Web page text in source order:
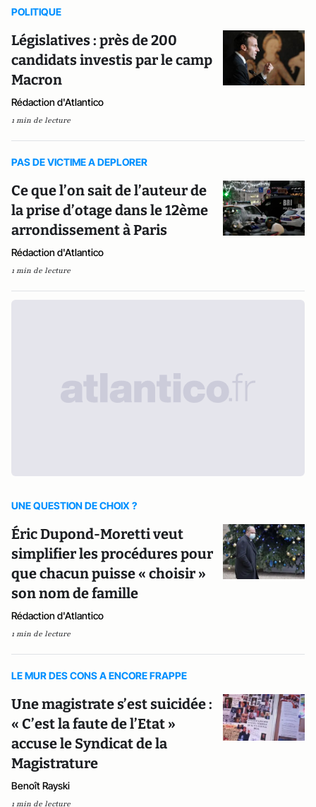
POLITIQUE
Législatives : près de 200
candidats investis par le camp
Macron
Rédaction d'Atlantico
1 min de lecture
PAS DE VICTIME A DEPLORER
Ce que l’on sait de l’auteur de
la prise d’otage dans le 12ème
arrondissement à Paris
Rédaction d'Atlantico
1 min de lecture
UNE QUESTION DE CHOIX ?
Éric Dupond-Moretti veut
simplifier les procédures pour
que chacun puisse « choisir »
son nom de famille
Rédaction d'Atlantico
1 min de lecture
LE MUR DES CONS A ENCORE FRAPPE
Une magistrate s’est suicidée :
« C’est la faute de l’Etat »
accuse le Syndicat de la
Magistrature
Benoît Rayski
1 min de lecture